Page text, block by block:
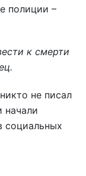
полиции –
к смерти
не писал
начали
социальных